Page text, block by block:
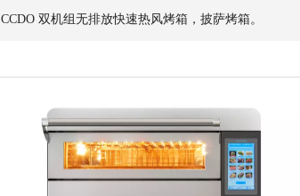
CCDO 双机组无排放快速热风烤箱，披萨烤箱。